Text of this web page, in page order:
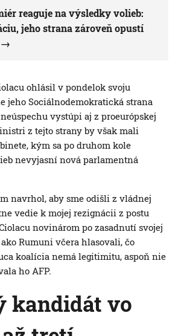
reaguje na výsledky volieb:
jeho strana zároveň opustí
ohlásil v pondelok svoju
jeho Sociálnodemokratická strana
vystúpi aj z proeurópskej
z tejto strany by však mali
kým sa po druhom kole
nevyjasní nová parlamentná
navrhol, aby sme odišli z vládnej
vedie k mojej rezignácii z postu
novinárom po zasadnutí svojej
Rumuni včera hlasovali, čo
koalícia nemá legitimitu, aspoň nie
ho AFP.
kandidát vo